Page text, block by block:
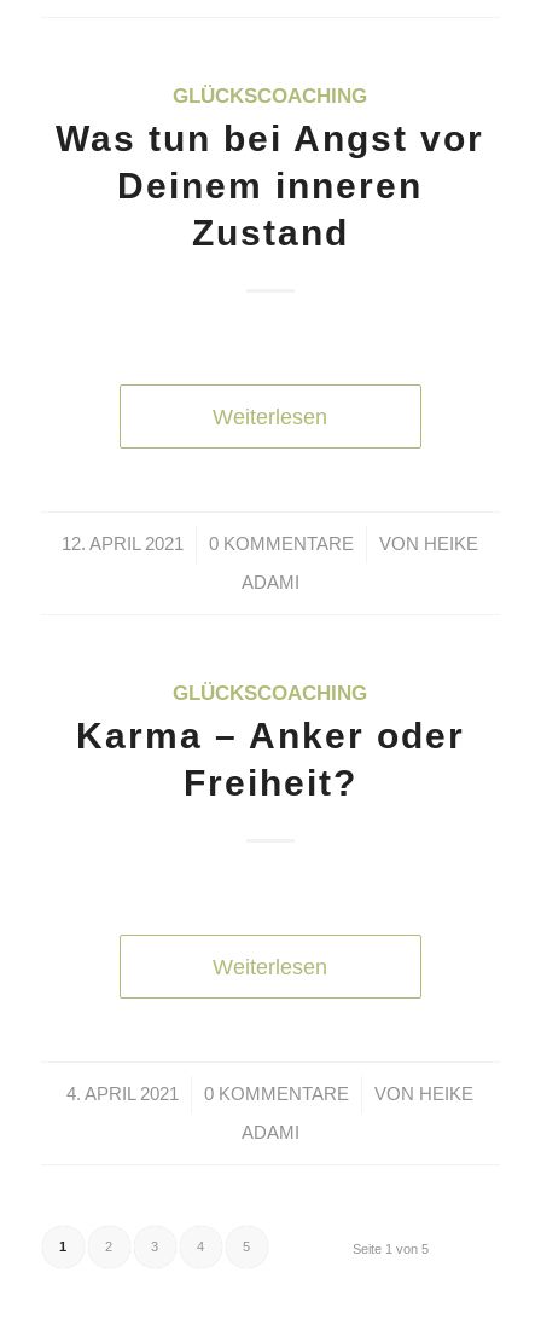
GLÜCKSCOACHING
Was tun bei Angst vor
Deinem inneren
Zustand
Weiterlesen
12. APRIL 2021
/ 0 KOMMENTARE
/ VON HEIKE
ADAMI
GLÜCKSCOACHING
Karma – Anker oder
Freiheit?
Weiterlesen
4. APRIL 2021
/ 0 KOMMENTARE
/ VON HEIKE
ADAMI
Seite 1 von 5
1 2 3 4 5